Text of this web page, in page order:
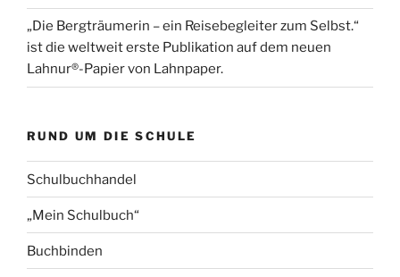
„Die Bergträumerin – ein Reisebegleiter zum Selbst.“
ist die weltweit erste Publikation auf dem neuen
Lahnur®-Papier von Lahnpaper.
RUND UM DIE SCHULE
Schulbuchhandel
„Mein Schulbuch“
Buchbinden